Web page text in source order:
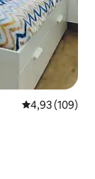
4,93 av 5 i
4,93 (109)